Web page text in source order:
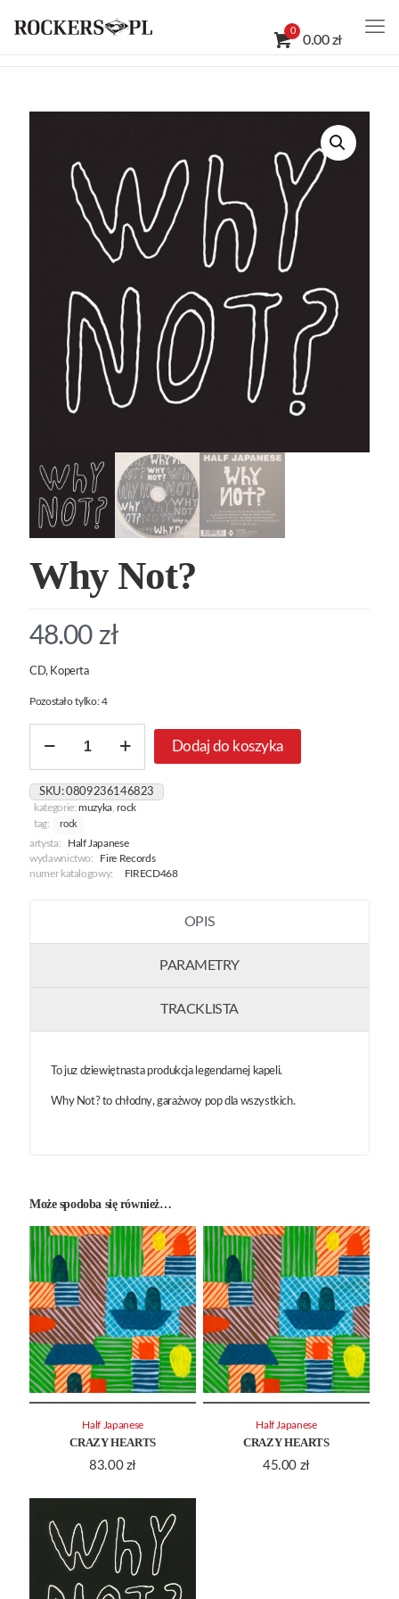
0
0.00 zł
Why Not?
48.00 zł
CD, Koperta
Pozostało tylko: 4
Why
Dodaj do koszyka
SKU:0809236146823
kategorie:muzyka ,rock
tag:
rock
artysta:
Half Japanese
wydawnictwo:
Fire Records
numer katalogowy:
FIRECD468
OPIS
PARAMETRY
TRACKLISTA
To juz dziewiętnasta produkcja legendarnej kapeli.
Why Not? to chłodny, garażwoy pop dla wszystkich.
Może spodoba się również…
CRAZY HEARTS
83.00 zł
Half Japanese
CRAZY HEARTS
45.00 zł
Half Japanese